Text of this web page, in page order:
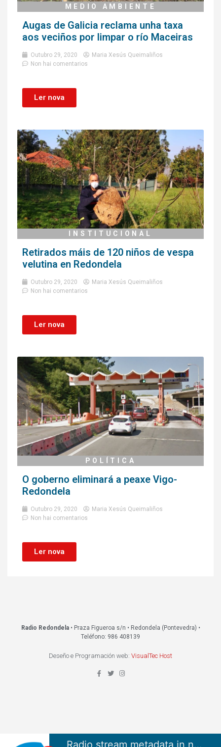
MEDIO AMBIENTE
Augas de Galicia reclama unha taxa
aos veciños por limpar o río Maceiras
Outubro 29, 2020
Maria Xesús Queimaliños
Non hai comentarios
Ler nova
INSTITUCIONAL
Retirados máis de 120 niños de vespa
velutina en Redondela
Outubro 29, 2020
Maria Xesús Queimaliños
Non hai comentarios
Ler nova
POLÍTICA
O goberno eliminará a peaxe Vigo-
Redondela
Outubro 29, 2020
Maria Xesús Queimaliños
Non hai comentarios
Ler nova
Radio Redondela• Praza Figueroa s/n • Redondela (Pontevedra) •
Teléfono: 986 408139
Deseño e Programación web: VisualTec Host
Radio stream metadata in not available.